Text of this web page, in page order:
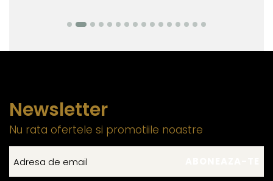
Newsletter
Nu rata ofertele si promotiile noastre